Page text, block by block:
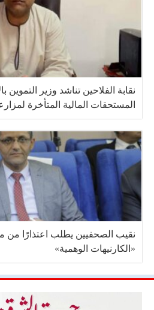
نقابة الفلاحين تناشد وزير
المستحقات المالية المتأخرة
نقيب الصحفيين يطلب اعتذارًا من
«الكارنيهات الوهمية»